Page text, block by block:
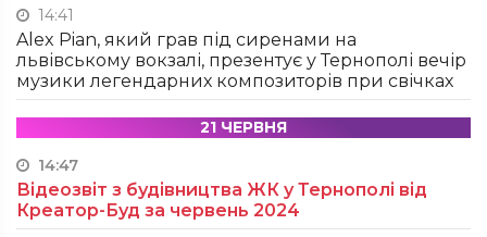
14:41
Alex Pian, який грав під сиренами на
львівському вокзалі, презентує у Тернополі вечір
музики легендарних композиторів при свічках
21 ЧЕРВНЯ
14:47
Відеозвіт з будівництва ЖК у Тернополі від
Креатор-Буд за червень 2024